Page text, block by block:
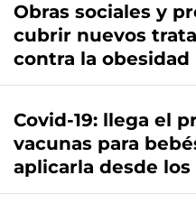
Obras sociales y
cubrir nuevos
contra la obesidad
Covid-19: llega el
vacunas para
aplicarla desde los